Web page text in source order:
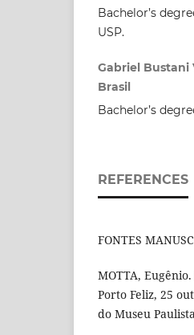
Bachelor’s
USP.
Gabriel Bustani
Brasil
Bachelor’s
REFERENCES
FONTES
MOTTA,
Porto Feliz, 25
do Museu